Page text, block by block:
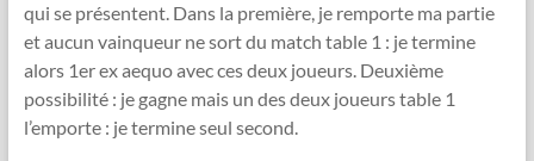
qui se présentent. Dans la première, je remporte ma partie
et aucun vainqueur ne sort du match table 1 : je termine
alors 1er ex aequo avec ces deux joueurs. Deuxième
possibilité : je gagne mais un des deux joueurs table 1
l’emporte : je termine seul second.